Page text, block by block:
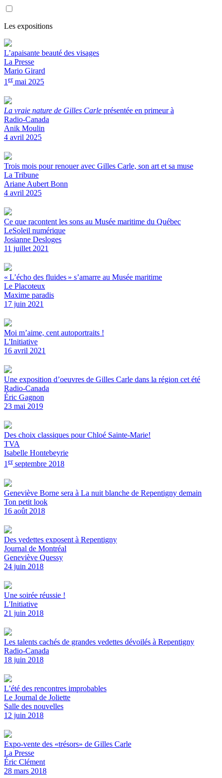
Les expositions
L’apaisante beauté des visages
La Presse
Mario Girard
1 ermai 2025
La vraie nature de Gilles Carle présentée en primeur à
Radio-Canada
Anik Moulin
4 avril 2025
Trois mois pour renouer avec Gilles Carle, son art et sa muse
La Tribune
Ariane Aubert Bonn
4 avril 2025
Ce que racontent les sons au Musée maritime du Québec
LeSoleil numérique
Josianne Desloges
11 juillet 2021
« L’écho des fluides » s’amarre au Musée maritime
Le Placoteux
Maxime paradis
17 juin 2021
Moi m’aime, cent autoportraits !
L'Initiative
16 avril 2021
Une exposition d’oeuvres de Gilles Carle dans la région cet été
Radio-Canada
Éric Gagnon
23 mai 2019
Des choix classiques pour Chloé Sainte-Marie!
TVA
Isabelle Hontebeyrie
1erseptembre 2018
Geneviève Borne sera à La nuit blanche de Repentigny demain
Ton petit look
16 août 2018
Des vedettes exposent à Repentigny
Journal de Montréal
Geneviève Quessy
24 juin 2018
Une soirée réussie !
L'Initiative
21 juin 2018
Les talents cachés de grandes vedettes dévoilés à Repentigny
Radio-Canada
18 juin 2018
L’été des rencontres improbables
Le Journal de Joliette
Salle des nouvelles
12 juin 2018
Expo-vente des «trésors» de Gilles Carle
La Presse
Éric Clément
28 mars 2018